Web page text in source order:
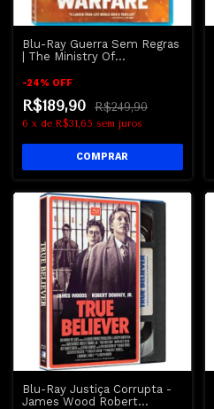
Blu-Ray Guerra Sem Regras
| The Ministry Of
-24% OFF
R$189,90 R$249,90
6 x de R$31,65 sem juros
Blu-Ray Justiça Corrupta -
James Wood Robert